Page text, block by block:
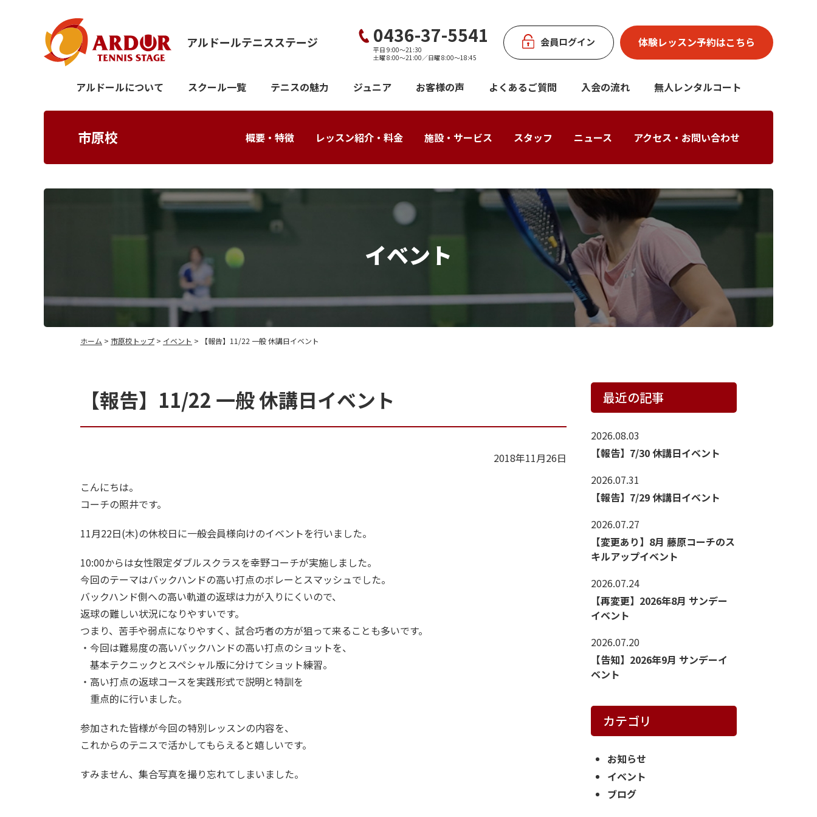
アルドールテニスステージ 0436-37-5541
平日 9:00〜21:30
土曜 8:00〜21:00／日曜 8:00〜18:45
会員ログイン 体験レッスン予約はこちら
概要・特徴 レッスン紹介・料金 施設・サービス スタッフ ニュース アクセス・お問い合わせ
アルドールについて スクール一覧 テニスの魅力 ジュニア お客様の声 よくあるご質問 入会の流れ 無人レンタルコート
市原校
イベント
ホーム > 市原校トップ > イベント > 【報告】11/22 一般 休講日イベント
【報告】11/22 一般 休講日イベント
2018年11月26日
こんにちは。
コーチの照井です。
11月22日(木)の休校日に一般会員様向けのイベントを行いました。
10:00からは女性限定ダブルスクラスを幸野コーチが実施しました。
今回のテーマはバックハンドの高い打点のボレーとスマッシュでした。
バックハンド側への高い軌道の返球は力が入りにくいので、
返球の難しい状況になりやすいです。
つまり、苦手や弱点になりやすく、試合巧者の方が狙って来ることも多いです。
・今回は難易度の高いバックハンドの高い打点のショットを、
基本テクニックとスペシャル版に分けてショット練習。
・高い打点の返球コースを実践形式で説明と特訓を
重点的に行いました。
参加された皆様が今回の特別レッスンの内容を、
これからのテニスで活かしてもらえると嬉しいです。
すみません、集合写真を撮り忘れてしまいました。
最近の記事
2026.08.03
【報告】7/30 休講日イベント
2026.07.31
【報告】7/29 休講日イベント
2026.07.27
【変更あり】8月 藤原コーチのス
キルアップイベント
2026.07.24
【再変更】2026年8月 サンデー
イベント
2026.07.20
【告知】2026年9月 サンデーイ
ベント
カテゴリ
お知らせ
イベント
ブログ